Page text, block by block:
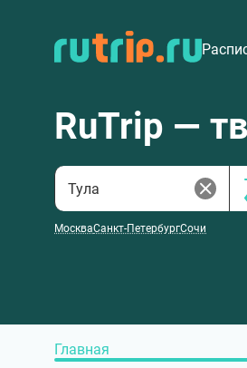
RuTrip —
МоскваСанкт-ПетербургСочи
Главная